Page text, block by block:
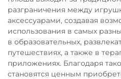
разграничения между
аксессуарами, создавая
использования в самых
в образовательных,
путешествиях, а также в
приложениях. Благодаря
становятся ценным